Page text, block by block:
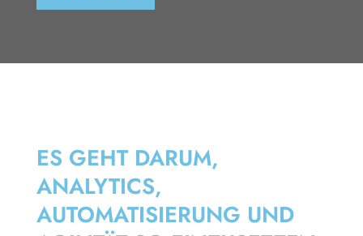
ES GEHT DARUM,
ANALYTICS,
AUTOMATISIERUNG UND